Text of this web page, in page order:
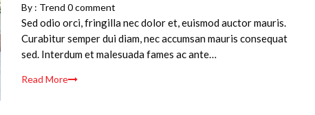
By : Trend 0 comment
Sed odio orci, fringilla nec dolor et, euismod auctor mauris.
Curabitur semper dui diam, nec accumsan mauris consequat
sed. Interdum et malesuada fames ac ante…
Read More